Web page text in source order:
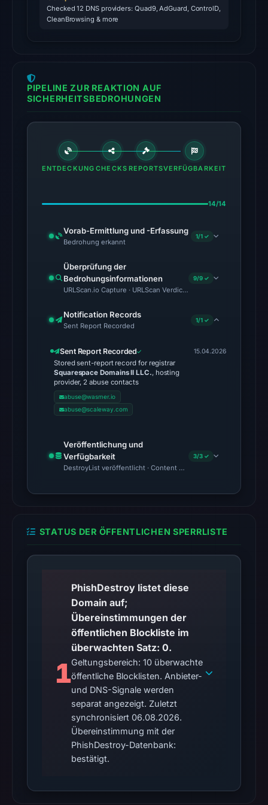
2026
at
latest
probe
410
on
2026
01:05
so
content
was
unavailable
at
checked
location.
This
does
not
the
cause.
external
blocklist
recorded
in
the
snapshot
from
Aug
6,
2026
at
10:20
UTC.
Checked 12 DNS providers: Quad9, AdGuard, ControlD,
CleanBrowsing & more
PIPELINE ZUR REAKTION AUF
SICHERHEITSBEDROHUNGEN
ENTDECKUNG CHECKS REPORTSVERFÜGBARKEIT
14/14
Vorab-Ermittlung und -Erfassung
Bedrohung erkannt
1/1 ✓
Überprüfung der
Bedrohungsinformationen
URLScan.io Capture · URLScan Verdict · Cloudflare Radar
9/9 ✓
Notification Records
Sent Report Recorded
1/1 ✓
Sent Report Recorded
Stored sent-report record for registrar
Squarespace Domains II LLC., hosting
provider, 2 abuse contacts
abuse@wasmer.io
abuse@scaleway.com
15.04.2026
Veröffentlichung und
Verfügbarkeit
DestroyList veröffentlicht · Content Observed Unavailable ·
3/3 ✓
STATUS DER ÖFFENTLICHEN SPERRLISTE
1
PhishDestroy listet diese
Domain auf;
Übereinstimmungen der
öffentlichen Blockliste im
überwachten Satz: 0.
Geltungsbereich: 10 überwachte
öffentliche Blocklisten. Anbieter-
und DNS-Signale werden
separat angezeigt. Zuletzt
synchronisiert 06.08.2026.
Übereinstimmung mit der
PhishDestroy-Datenbank:
bestätigt.